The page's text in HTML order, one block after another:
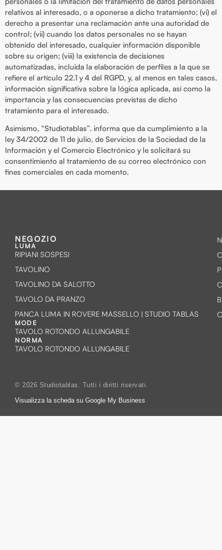
relativos al interesado, o a oponerse a dicho tratamiento; (vi) el
derecho a presentar una reclamación ante una autoridad de
control; (vii) cuando los datos personales no se hayan
obtenido del interesado, cualquier información disponible
sobre su origen; (viii) la existencia de decisiones
automatizadas, incluida la elaboración de perfiles a la que se
refiere el artículo 22.1 y 4 del RGPD, y, al menos en tales casos,
información significativa sobre la lógica aplicada, así como la
importancia y las consecuencias previstas de dicho
tratamiento para el interesado.
Asimismo, “Studiotablas”. informa que da cumplimiento a la
ley 34/2002 de 11 de julio, de Servicios de la Sociedad de la
Información y el Comercio Electrónico y le solicitará su
consentimiento al tratamiento de su correo electrónico con
fines comerciales en cada momento.
NEGOZIO
LUMA
RIPIANI SOSPESI
TAVOLINO
TAVOLINO DA SALOTTO
TAVOLO DA PRANZO
PANCA LUMA IN ROVERE MASSELLO | STUDIO TABLAS
MODE
TAVOLO ROTONDO ALLUNGABILE
NORMA
TAVOLO ROTONDO ALLUNGABILE
© 2026 Studiotablas. Tutti i diritti riservati.
Visualizza la scheda su Google My Business